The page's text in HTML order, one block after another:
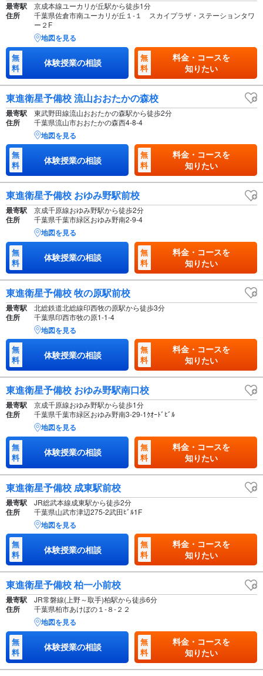
最寄駅 京成本線ユーカリが丘駅から徒歩1分
住所
千葉県佐倉市南ユーカリが丘１-１ スカイプラザ・ステーションタワ
ー２F
地図を見る
無
料
体験授業の相談
無
料
料金・コースを
知りたい
東進衛星予備校 流山おおたかの森校
最寄駅 東武野田線流山おおたかの森駅から徒歩2分
住所 千葉県流山市おおたかの森西4-8-4
地図を見る
無
料
体験授業の相談
無
料
料金・コースを
知りたい
東進衛星予備校 おゆみ野駅前校
最寄駅 京成千原線おゆみ野駅から徒歩2分
住所 千葉県千葉市緑区おゆみ野南2-9-4
地図を見る
無
料
体験授業の相談
無
料
料金・コースを
知りたい
東進衛星予備校 牧の原駅前校
最寄駅 北総鉄道北総線印西牧の原駅から徒歩3分
住所 千葉県印西市牧の原1-1-4
地図を見る
無
料
体験授業の相談
無
料
料金・コースを
知りたい
東進衛星予備校 おゆみ野駅南口校
最寄駅 京成千原線おゆみ野駅から徒歩1分
住所 千葉県千葉市緑区おゆみ野南3-29-1ｸｵｰﾄﾞﾋﾞﾙ
地図を見る
無
料
体験授業の相談
無
料
料金・コースを
知りたい
東進衛星予備校 成東駅前校
最寄駅 JR総武本線成東駅から徒歩2分
住所 千葉県山武市津辺275-2武田ﾋﾞﾙ1F
地図を見る
無
料
体験授業の相談
無
料
料金・コースを
知りたい
東進衛星予備校 柏一小前校
最寄駅 JR常磐線(上野～取手)柏駅から徒歩6分
住所 千葉県柏市あけぼの１-８-２２
地図を見る
無
料
体験授業の相談
無
料
料金・コースを
知りたい